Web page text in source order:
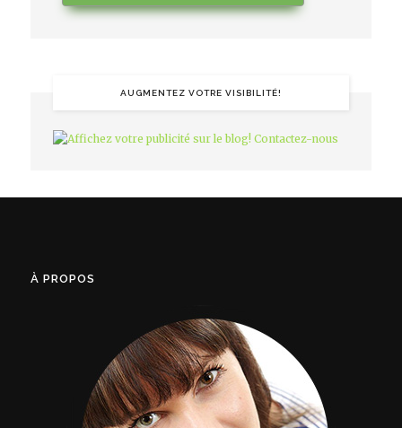
AUGMENTEZ VOTRE VISIBILITÉ!
À PROPOS